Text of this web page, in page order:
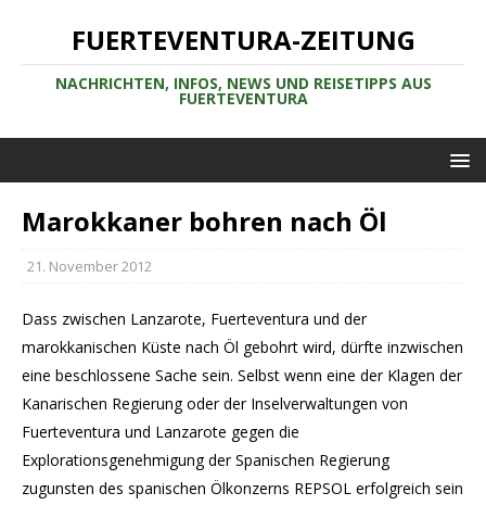
FUERTEVENTURA-ZEITUNG
NACHRICHTEN, INFOS, NEWS UND REISETIPPS AUS
FUERTEVENTURA
Marokkaner bohren nach Öl
21. November 2012
Dass zwischen Lanzarote, Fuerteventura und der
marokkanischen Küste nach Öl gebohrt wird, dürfte inzwischen
eine beschlossene Sache sein. Selbst wenn eine der Klagen der
Kanarischen Regierung oder der Inselverwaltungen von
Fuerteventura und Lanzarote gegen die
Explorationsgenehmigung der Spanischen Regierung
zugunsten des spanischen Ölkonzerns REPSOL erfolgreich sein